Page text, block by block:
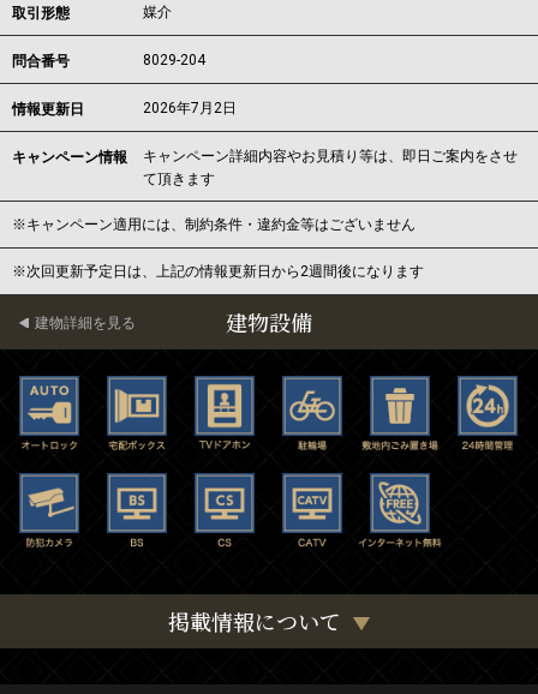
取引形態 媒介
問合番号 8029-204
情報更新日 2026年7月2日
キャンペーン情報
キャンペーン詳細内容やお見積り等は、即日ご案内をさせ
て頂きます
※キャンペーン適用には、制約条件・違約金等はございません
※次回更新予定日は、上記の情報更新日から2週間後になります
建物設備
建物詳細を見る
掲載情報について